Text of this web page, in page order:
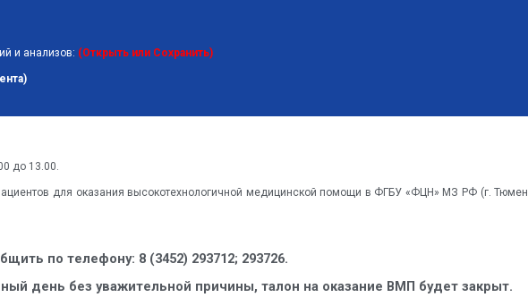
и анализов: (Открыть или Сохранить)
до 13.00.
для оказания высокотехнологичной медицинской помощи в ФГБУ «ФЦН» МЗ РФ (г.
по телефону: 8 (3452) 293712; 293726.
день без уважительной причины, талон на оказание ВМП будет закрыт.